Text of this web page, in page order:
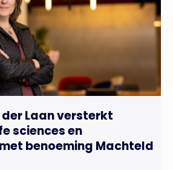
Laan versterkt
sciences en
benoeming Machteld